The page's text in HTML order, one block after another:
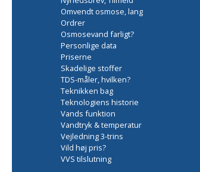
Omvendt osmose, lang
Ordrer
Osmosevand farligt?
Personlige data
Priserne
Skadelige stoffer
TDS-måler, hvilken?
Teknikken bag
Teknologiens historie
Vands funktion
Vandtryk & temperatur
Vejledning 3-trins
Vild høj pris?
VVS tilslutning